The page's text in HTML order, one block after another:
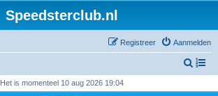
Speedsterclub.nl
Aanmelden
Registreer
Z
Het is momenteel 10 aug 2026 19:04